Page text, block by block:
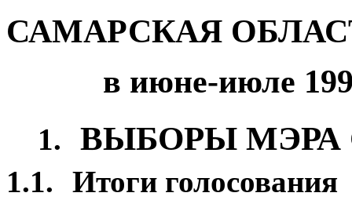
САМАРСКАЯ
в июне-июле
1. ВЫБОРЫ
1.1. Итоги голосования